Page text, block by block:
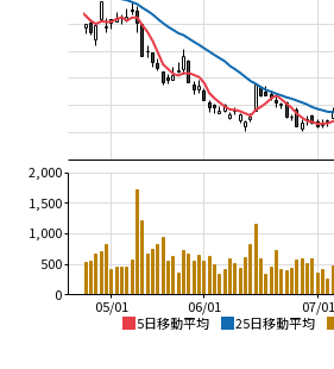
5日移動平均 25日移動平均
07/01
06/01
05/01
0
500
1,000
1,500
2,000